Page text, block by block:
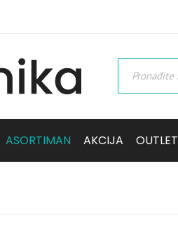
ASORTIMAN AKCIJA OUTLET